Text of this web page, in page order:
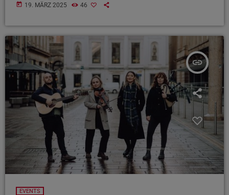
today 19. MÄRZ 2025 46
insert_link
EVENTS